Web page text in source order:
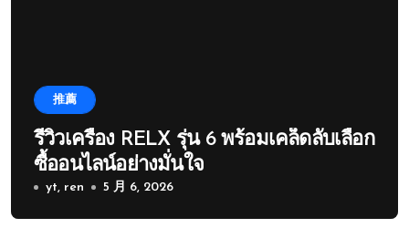
推薦
รีวิวเครื่อง RELX รุ่น 6 พร้อมเคล็ดลับเลือก
ซื้ออนไลน์อย่างมั่นใจ
yt, ren 5 月 6, 2026